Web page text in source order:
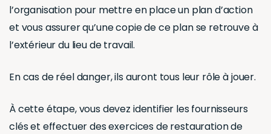
l’organisation pour mettre en place un plan d’action
et vous assurer qu’une copie de ce plan se retrouve à
l’extérieur du lieu de travail.
En cas de réel danger, ils auront tous leur rôle à jouer.
À cette étape, vous devez identifier les fournisseurs
clés et effectuer des exercices de restauration de